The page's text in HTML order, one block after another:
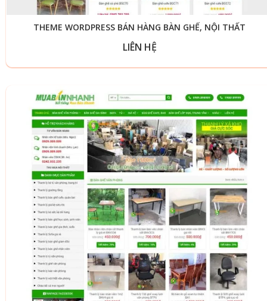
THEME WORDPRESS BÁN HÀNG BÀN GHẾ, NỘI THẤT
LIÊN HỆ